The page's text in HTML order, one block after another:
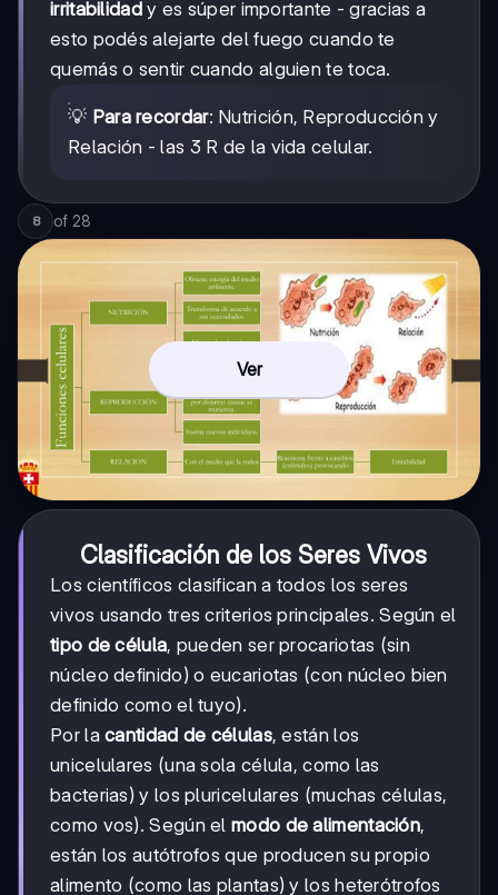
irritabilidady es súper importante - gracias a
esto podés alejarte del fuego cuando te
quemás o sentir cuando alguien te toca.
💡 Para recordar: Nutrición, Reproducción y
Relación - las 3 R de la vida celular.
8 of 28
Ver
Clasificación de los Seres Vivos
Los científicos clasifican a todos los seres
vivos usando tres criterios principales. Según el
tipo de célula, pueden ser procariotas (sin
núcleo definido) o eucariotas (con núcleo bien
definido como el tuyo).
Por lacantidad de células, están los
unicelulares (una sola célula, como las
bacterias) y los pluricelulares (muchas células,
como vos). Según elmodo de alimentación,
están los autótrofos que producen su propio
alimento (como las plantas) y los heterótrofos